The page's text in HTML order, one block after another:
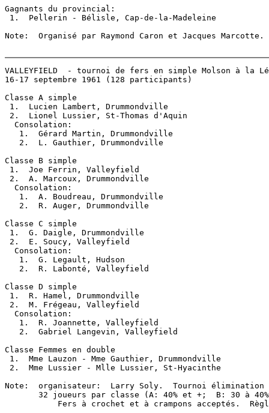
Gagnants du provincial:
1.  Pellerin - Bélisle, Cap-de-la-Madeleine
Note:  Organisé par Raymond Caron et Jacques Marcotte.
VALLEYFIELD  - tournoi de fers en simple Molson à la
16-17 septembre 1961 (128 participants)
Classe A simple
1.  Lucien Lambert, Drummondville
2.  Lionel Lussier, St-Thomas d'Aquin
  Consolation:
   1.  Gérard Martin, Drummondville
   2.  L. Gauthier, Drummondville
Classe B simple
1.  Joe Ferrin, Valleyfield
2.  A. Marcoux, Drummondville
  Consolation:
   1.  A. Boudreau, Drummondville
   2.  R. Auger, Drummondville
Classe C simple
1.  G. Daigle, Drummondville
2.  E. Soucy, Valleyfield
  Consolation:
   1.  G. Legault, Hudson
   2.  R. Labonté, Valleyfield
Classe D simple
1.  R. Hamel, Drummondville
2.  M. Frégeau, Valleyfield
  Consolation:
   1.  R. Joannette, Valleyfield
   2.  Gabriel Langevin, Valleyfield
Classe Femmes en double
1.  Mme Lauzon - Mme Gauthier, Drummondville
2.  Mme Lussier - Mlle Lussier, St-Hyacinthe
Note:  organisateur:  Larry Soly.  Tournoi
32 joueurs par classe (A: 40% et +;  B: 30 à